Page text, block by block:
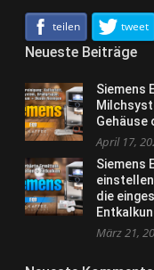
teilen tweet
Neueste Beiträge
Siemens
Gehäuse
April 17,
Siemens
die
März 21,